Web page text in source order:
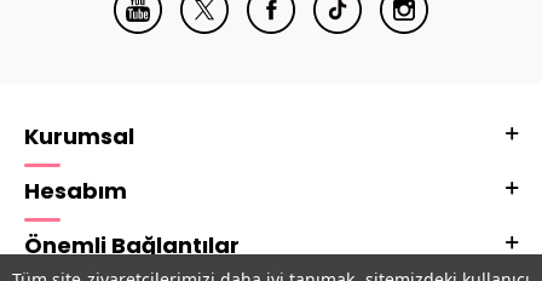
Kurumsal
Hesabım
Önemli Bağlantılar